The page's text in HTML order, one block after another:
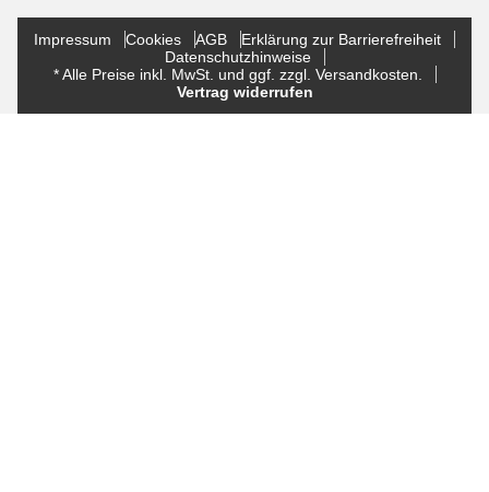
Impressum Cookies AGB
Erklärung zur Barrierefreiheit
Datenschutzhinweise
* Alle Preise inkl. MwSt. und ggf. zzgl. Versandkosten.
Vertrag widerrufen